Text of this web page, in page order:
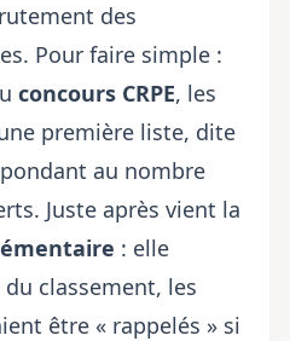
des
Pour faire simple :
concours CRPE, les
première liste, dite
au nombre
Juste après vient la
: elle
du classement, les
être « rappelés » si